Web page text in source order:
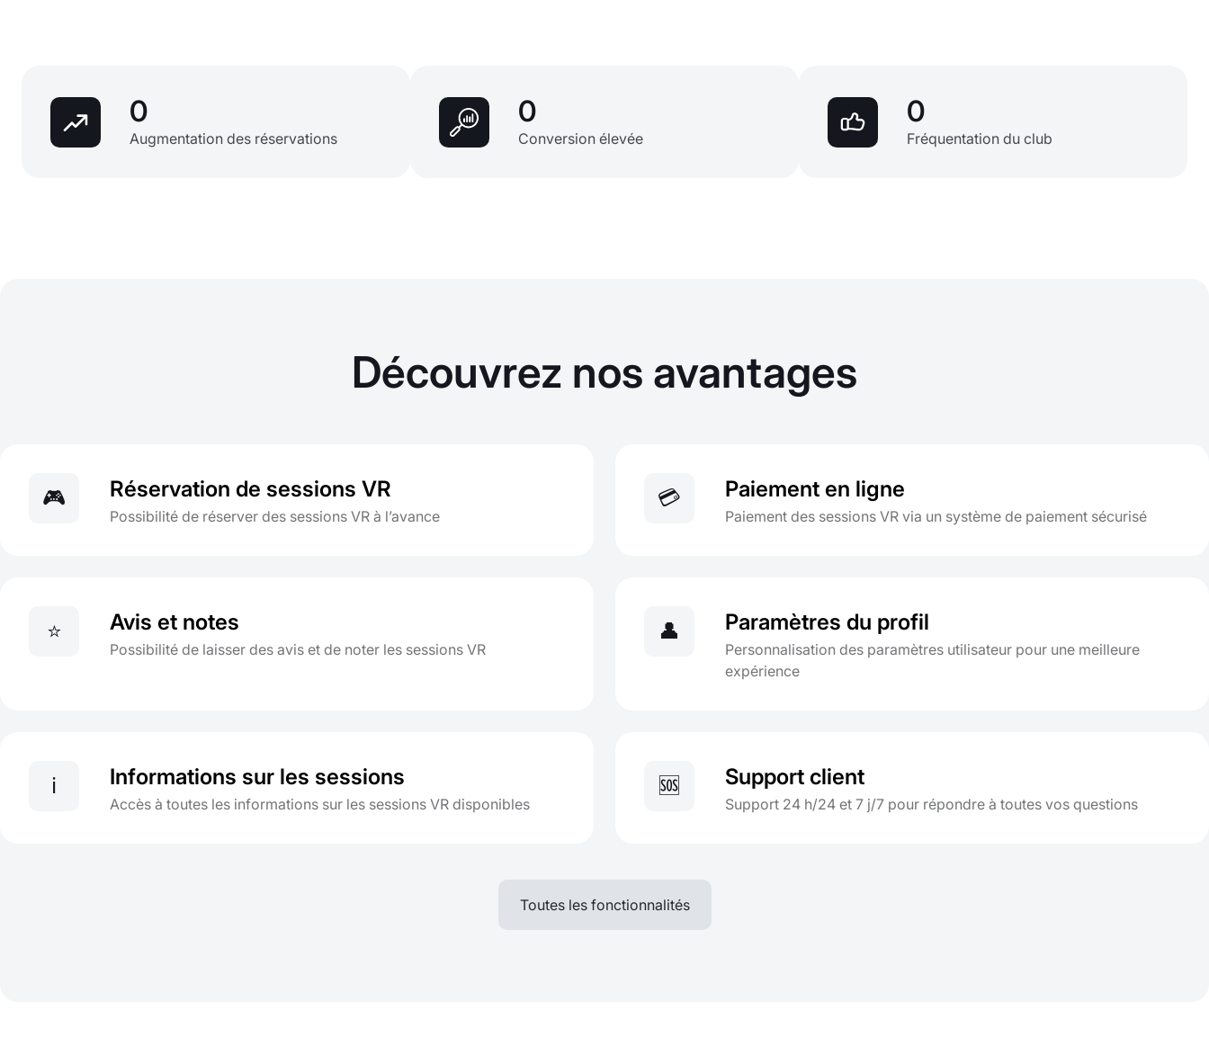
0
Augmentation des réservations
0
Conversion élevée
0
Fréquentation du club
Découvrez nos avantages
🎮 Réservation de sessions VR
Possibilité de réserver des sessions VR à l’avance
💳 Paiement en ligne
Paiement des sessions VR via un système de paiement sécurisé
⭐ Avis et notes
Possibilité de laisser des avis et de noter les sessions VR
👤 Paramètres du profil
Personnalisation des paramètres utilisateur pour une meilleure
expérience
ℹ️ Informations sur les sessions
Accès à toutes les informations sur les sessions VR disponibles
🆘 Support client
Support 24 h/24 et 7 j/7 pour répondre à toutes vos questions
Toutes les fonctionnalités